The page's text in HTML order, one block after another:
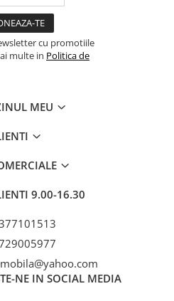
cu promotiile
multe in Politica de
MEU
9.00-16.30
NE IN SOCIAL MEDIA